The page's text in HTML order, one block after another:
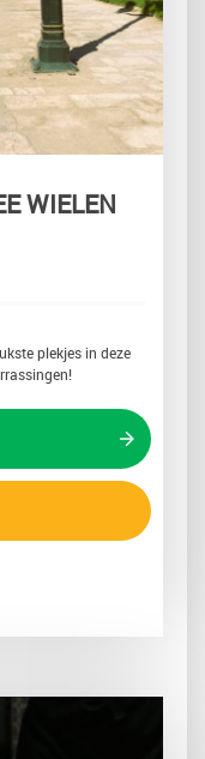
WIELEN
plekjes in deze